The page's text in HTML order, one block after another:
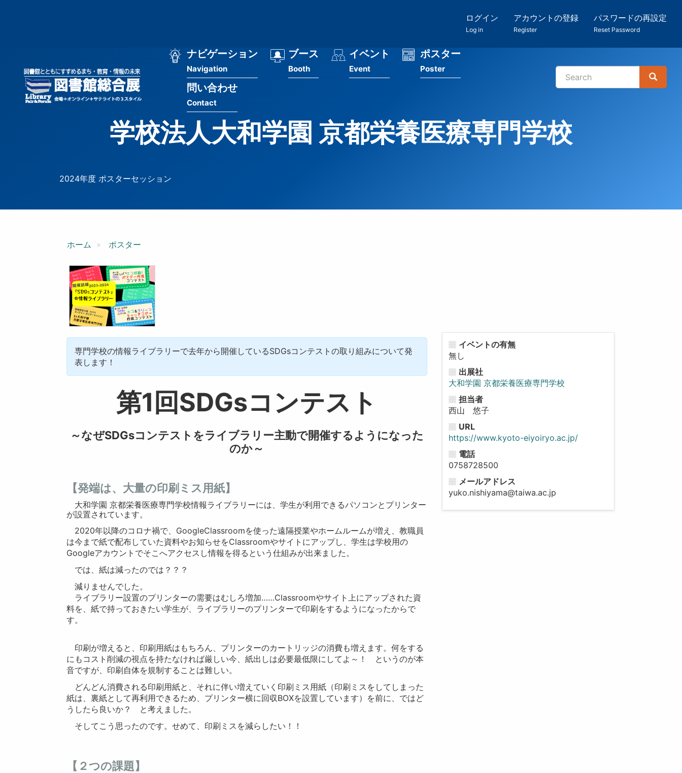
ー
ザ
ログイン
Log in
アカウントの登録
Register
パスワードの再設定
Reset Password
メ
ナ
ビ
ー
ョ
ナビゲーション
Navigation
ブース
Booth
イベント
Event
ポスター
Poster
問い合わせ
Contact
検
Search
Search
学校法人大和学園 京都栄養医療専門学校
2024年度 ポスターセッション
ホーム ポスター
専門学校の情報ライブラリーで去年から開催しているSDGsコンテストの取り組みについて発
表します！
第1回SDGsコンテスト
～なぜSDGsコンテストをライブラリー主動で開催するようになった
のか～
【発端は、大量の印刷ミス用紙】
大和学園 京都栄養医療専門学校情報ライブラリーには、学生が利用できるパソコンとプリンター
が設置されています。
2020年以降のコロナ禍で、GoogleClassroomを使った遠隔授業やホームルームが増え、教職員
は今まで紙で配布していた資料やお知らせをClassroomやサイトにアップし、学生は学校用の
Googleアカウントでそこへアクセスし情報を得るという仕組みが出来ました。
では、紙は減ったのでは？？？
減りませんでした。
ライブラリー設置のプリンターの需要はむしろ増加……Classroomやサイト上にアップされた資
料を、紙で持っておきたい学生が、ライブラリーのプリンターで印刷をするようになったからで
す。
印刷が増えると、印刷用紙はもちろん、プリンターのカートリッジの消費も増えます。何をする
にもコスト削減の視点を持たなければ厳しい今、紙出しは必要最低限にしてよ～！ というのが本
音ですが、印刷自体を規制することは難しい。
どんどん消費される印刷用紙と、それに伴い増えていく印刷ミス用紙（印刷ミスをしてしまった
紙は、裏紙として再利用できるため、プリンター横に回収BOXを設置しています）を前に、ではど
うしたら良いか？ と考えました。
そしてこう思ったのです。せめて、印刷ミスを減らしたい！！
【２つの課題】
イベントの有無
無し
出展社
大和学園 京都栄養医療専門学校
担当者
西山 悠子
URL
https://www.kyoto-eiyoiryo.ac.jp/
電話
0758728500
メールアドレス
yuko.nishiyama@taiwa.ac.jp